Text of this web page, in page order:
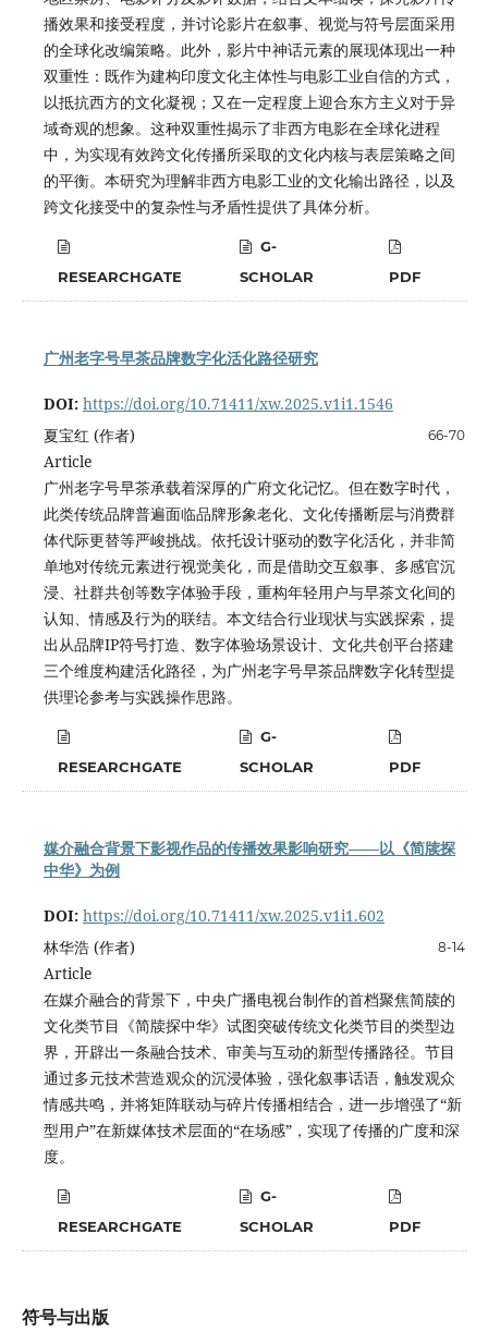
播效果和接受程度，并讨论影片在叙事、视觉与符号层面采用
的全球化改编策略。此外，影片中神话元素的展现体现出一种
双重性：既作为建构印度文化主体性与电影工业自信的方式，
以抵抗西方的文化凝视；又在一定程度上迎合东方主义对于异
域奇观的想象。这种双重性揭示了非西方电影在全球化进程
中，为实现有效跨文化传播所采取的文化内核与表层策略之间
的平衡。本研究为理解非西方电影工业的文化输出路径，以及
跨文化接受中的复杂性与矛盾性提供了具体分析。
RESEARCHGATE
G-
SCHOLAR
PDF
广州老字号早茶品牌数字化活化路径研究
DOI: https://doi.org/10.71411/xw.2025.v1i1.1546
66-70
夏宝红 (作者)
Article
广州老字号早茶承载着深厚的广府文化记忆。但在数字时代，
此类传统品牌普遍面临品牌形象老化、文化传播断层与消费群
体代际更替等严峻挑战。依托设计驱动的数字化活化，并非简
单地对传统元素进行视觉美化，而是借助交互叙事、多感官沉
浸、社群共创等数字体验手段，重构年轻用户与早茶文化间的
认知、情感及行为的联结。本文结合行业现状与实践探索，提
出从品牌IP符号打造、数字体验场景设计、文化共创平台搭建
三个维度构建活化路径，为广州老字号早茶品牌数字化转型提
供理论参考与实践操作思路。
RESEARCHGATE
G-
SCHOLAR
PDF
媒介融合背景下影视作品的传播效果影响研究——以《简牍探
中华》为例
DOI: https://doi.org/10.71411/xw.2025.v1i1.602
8-14
林华浩 (作者)
Article
在媒介融合的背景下，中央广播电视台制作的首档聚焦简牍的
文化类节目《简牍探中华》试图突破传统文化类节目的类型边
界，开辟出一条融合技术、审美与互动的新型传播路径。节目
通过多元技术营造观众的沉浸体验，强化叙事话语，触发观众
情感共鸣，并将矩阵联动与碎片传播相结合，进一步增强了“新
型用户”在新媒体技术层面的“在场感”，实现了传播的广度和深
度。
RESEARCHGATE
G-
SCHOLAR
PDF
符号与出版